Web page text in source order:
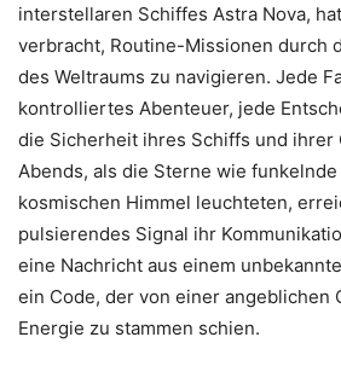
interstellaren Schiffes Astra Nova,
verbracht, Routine-Missionen durch
des Weltraums zu navigieren. Jede
kontrolliertes Abenteuer, jede
die Sicherheit ihres Schiffs und ihrer
Abends, als die Sterne wie
kosmischen Himmel leuchteten,
pulsierendes Signal ihr
eine Nachricht aus einem
ein Code, der von einer angeblichen
Energie zu stammen schien.